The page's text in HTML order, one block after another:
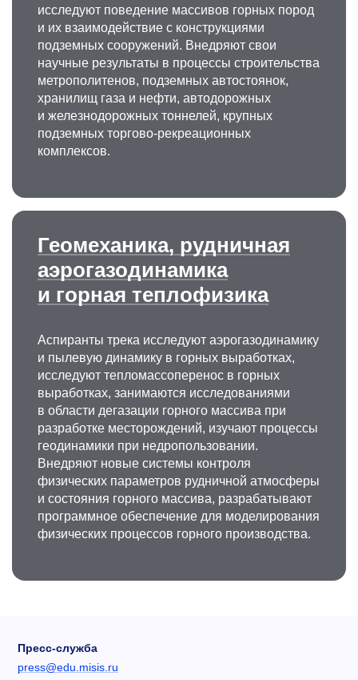
исследуют поведение массивов горных пород
и их взаимодействие с конструкциями
подземных сооружений. Внедряют свои
научные результаты в процессы строительства
метрополитенов, подземных автостоянок,
хранилищ газа и нефти, автодорожных
и железнодорожных тоннелей, крупных
подземных торгово-рекреационных
комплексов.
Геомеханика, рудничная
аэрогазодинамика
и горная теплофизика
Аспиранты трека исследуют аэрогазодинамику
и пылевую динамику в горных выработках,
исследуют тепломассоперенос в горных
выработках, занимаются исследованиями
в области дегазации горного массива при
разработке месторождений, изучают процессы
геодинамики при недропользовании.
Внедряют новые системы контроля
физических параметров рудничной атмосферы
и состояния горного массива, разрабатывают
программное обеспечение для моделирования
физических процессов горного производства.
Пресс-служба
press@edu.misis.ru